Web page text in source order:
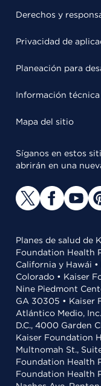
Derechos y
Privacidad de
Planeación para
Información técnica
Mapa del sitio
Síganos en estos
abrirán en una
Planes de salud de
Foundation Health
California y Hawái
Colorado • Kaiser
Nine Piedmont
GA 30305 • Kaiser
Atlántico Medio,
D.C., 4000 Garden
Kaiser Foundation
Multnomah St.,
Foundation Health
Foundation Health